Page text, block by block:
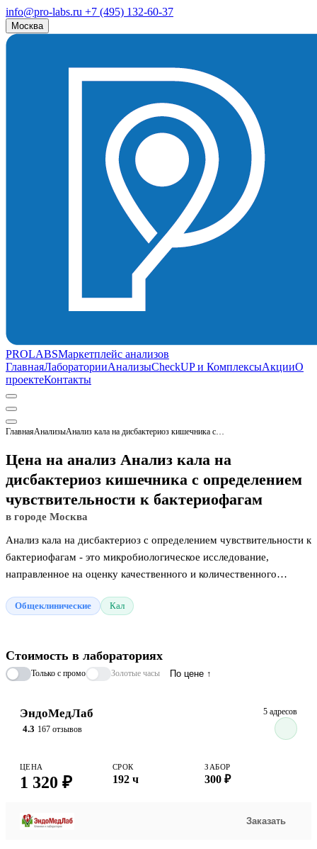
info@pro-labs.ru +7 (495) 132-60-37
Москва
PROLABSМаркетплейс анализов
ГлавнаяЛабораторииАнализыCheckUP и КомплексыАкцииО
проектеКонтакты
ГлавнаяАнализы Анализ кала на дисбактериоз кишечника с определением чувствительности к бактериофагам
Цена на анализ Анализ кала на
дисбактериоз кишечника с определением
чувствительности к бактериофагам
в городе Москва
Анализ кала на дисбактериоз с определением чувствительности к
бактериофагам - это микробиологическое исследование,
направленное на оценку качественного и количественного
дисбаланс полезных, условно-патогенных и патогенных
природных вирусов-мишеней, способных точечно уничтожать
болезнетворные бактерии, не нарушая естественную экосистему
Общеклинические Кал
Стоимость в лабораториях
Только с промо Золотые часы По цене ↑
ЭндоМедЛаб
4.3 167 отзывов
5 адресов
ЦЕНА
1 320 ₽
СРОК
192 ч
ЗАБОР
300 ₽
Заказать